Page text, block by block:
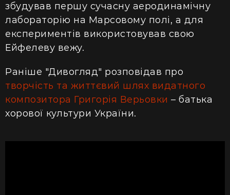
збудував першу сучасну аеродинамічну
лабораторію на Марсовому полі, а для
експериментів використовував свою
Ейфелеву вежу.
Раніше "Дивогляд" розповідав про
творчість та життєвий шлях видатного
композитора Григорія Верьовки – батька
хорової культури України.